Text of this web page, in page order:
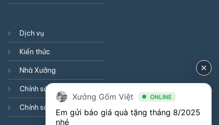
Dịch vụ
Kiến thức
Nhà Xưởng
Chính sách hợp tác
Chính sách cookie
Xưởng Gốm Việt ONLINE
Em gửi báo giá quà tặng tháng 8/2025
nhé